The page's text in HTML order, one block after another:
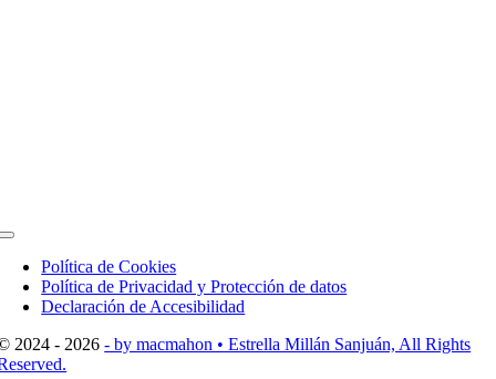
Toggle
NavigationPolítica de Cookies
Política de Privacidad y Protección de datos
Declaración de Accesibilidad
2024 - 2026- by macmahon • Estrella Millán Sanjuán, All Rights